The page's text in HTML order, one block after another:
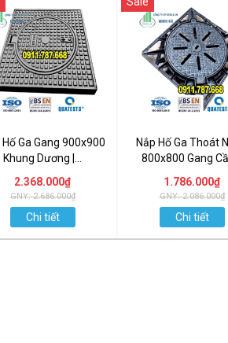
Hố Ga Gang 900x900
Khung Dương |...
2.368.000₫
GNY: 2.686.000₫
Chi tiết
Nắp Hố Ga Thoát
800x800 Gang
1.786.000₫
GNY: 2.086.000₫
Chi tiết